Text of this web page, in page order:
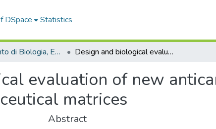
DSpace Statistics
Dipartimento di Biologia, Ecologia e Scienze della Terra - Tesi di dottorato Design and biological evaluation of new anticancer agents vehicled in innovative pharmaceutical matrices
evaluation of new
matrices
Abstract